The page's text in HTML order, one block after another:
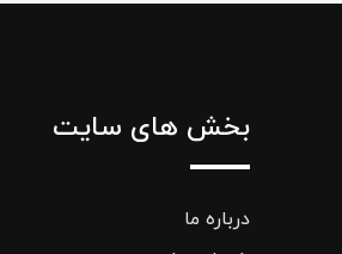
بخش های سایت
درباره ما